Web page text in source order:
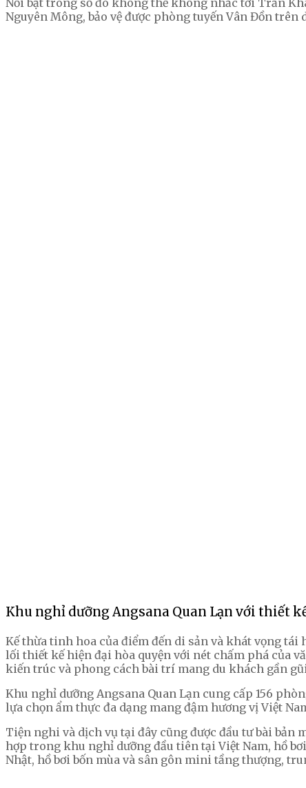
Nổi bật trong số đó không thể không nhắc tới Trần
Nguyên Mông, bảo vệ được phòng tuyến Vân Đồn trên
Khu nghỉ dưỡng Angsana Quan Lạn với thiết
Kế thừa tinh hoa của điểm đến di sản và khát vọng
lối thiết kế hiện đại hòa quyện với nét chấm phá của
kiến trúc và phong cách bài trí mang du khách gần
Khu nghỉ dưỡng Angsana Quan Lạn cung cấp 156
lựa chọn ẩm thực đa dạng mang đậm hương vị Việt
Tiện nghi và dịch vụ tại đây cũng được đầu tư bài
hợp trong khu nghỉ dưỡng đầu tiên tại Việt Nam, hồ
Nhật, hồ bơi bốn mùa và sân gôn mini tầng thượng,